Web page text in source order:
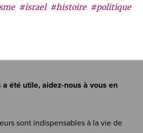
#israel #histoire #politique
été utile, aidez-nous à vous en
sont indispensables à la vie de